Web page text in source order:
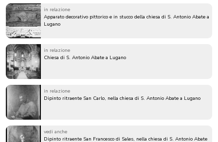
in relazione
Apparato decorativo pittorico e in stucco della chiesa di S. Antonio Abate a
Lugano
in relazione
Chiesa di S. Antonio Abate a Lugano
in relazione
Dipinto ritraente San Carlo, nella chiesa di S. Antonio Abate a Lugano
vedi anche
Dipinto ritraente San Francesco di Sales, nella chiesa di S. Antonio Abate